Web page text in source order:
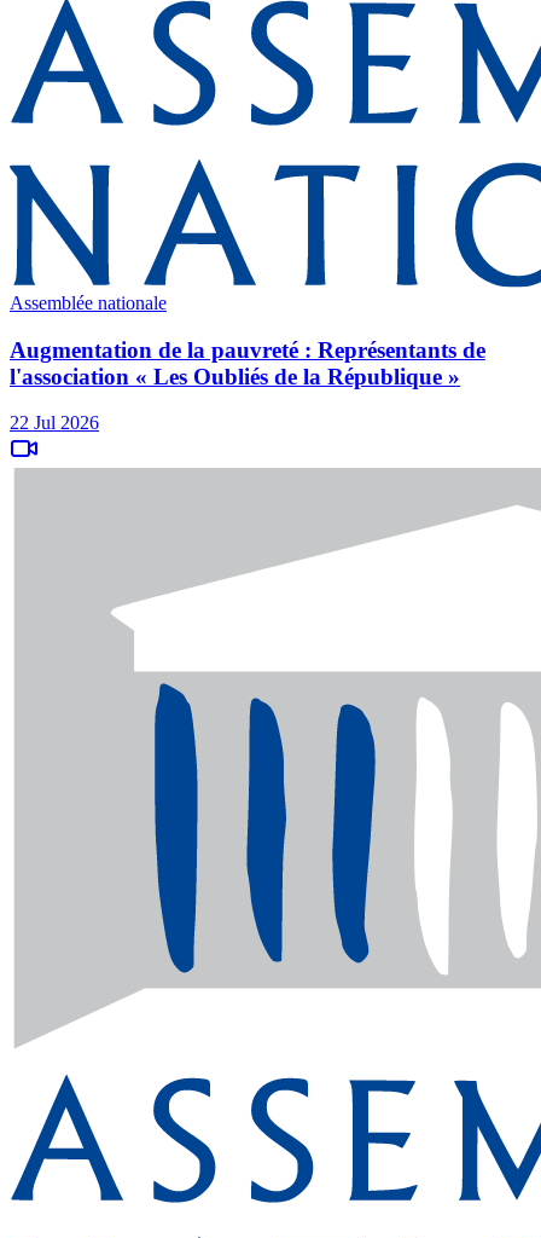
Assemblée nationale
Augmentation de la pauvreté : Représentants de
l'association « Les Oubliés de la République »
22 Jul 2026